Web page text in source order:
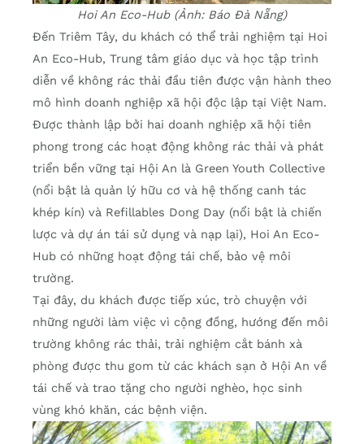
Hoi An Eco-Hub (Ảnh: Báo Đà Nẵng)
Đến Triêm Tây, du khách có thể trải nghiệm tại Hoi
An Eco-Hub, Trung tâm giáo dục và học tập trình
diễn về không rác thải đầu tiên được vận hành theo
mô hình doanh nghiệp xã hội độc lập tại Việt Nam.
Được thành lập bởi hai doanh nghiệp xã hội tiên
phong trong các hoạt động không rác thải và phát
triển bền vững tại Hội An là Green Youth Collective
(nổi bật là quản lý hữu cơ và hệ thống canh tác
khép kín) và Refillables Dong Day (nổi bật là chiến
lược và dự án tái sử dụng và nạp lại), Hoi An Eco-
Hub có những hoạt động tái chế, bảo vệ môi
trường.
Tại đây, du khách được tiếp xúc, trò chuyện với
những người làm việc vì cộng đồng, hướng đến môi
trường không rác thải, trải nghiệm cắt bánh xà
phòng được thu gom từ các khách sạn ở Hội An về
tái chế và trao tặng cho người nghèo, học sinh
vùng khó khăn, các bệnh viện.